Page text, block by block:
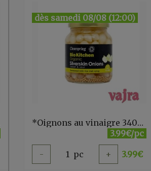
dès samedi 08/08 (12:00)
*Oignons au vinaigre 340g Clearspring
3.99€/pc
- 1 pc + 3.99€